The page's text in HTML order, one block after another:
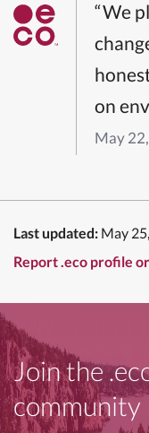
“We
on
May
Last updated: May
Report .eco profile
Join the
community